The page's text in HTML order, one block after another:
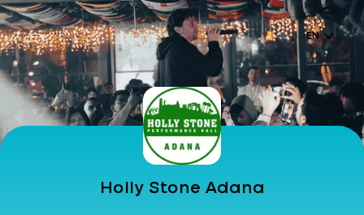
EN
Holly Stone Adana